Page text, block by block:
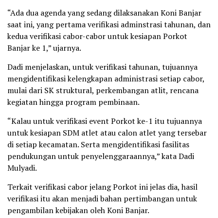
“Ada dua agenda yang sedang dilaksanakan Koni Banjar
saat ini, yang pertama verifikasi adminstrasi tahunan, dan
kedua verifikasi cabor-cabor untuk kesiapan Porkot
Banjar ke 1,” ujarnya.
Dadi menjelaskan, untuk verifikasi tahunan, tujuannya
mengidentifikasi kelengkapan administrasi setiap cabor,
mulai dari SK struktural, perkembangan atlit, rencana
kegiatan hingga program pembinaan.
“Kalau untuk verifikasi event Porkot ke-1 itu tujuannya
untuk kesiapan SDM atlet atau calon atlet yang tersebar
di setiap kecamatan. Serta mengidentifikasi fasilitas
pendukungan untuk penyelenggaraannya,” kata Dadi
Mulyadi.
Terkait verifikasi cabor jelang Porkot ini jelas dia, hasil
verifikasi itu akan menjadi bahan pertimbangan untuk
pengambilan kebijakan oleh Koni Banjar.